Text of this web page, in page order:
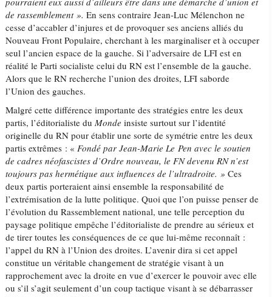
de rassemblement ». En sens contraire Jean-Luc Mélenchon ne
cesse d’accabler d’injures et de provoquer ses anciens alliés du
Nouveau Front Populaire, cherchant à les marginaliser et à occuper
seul l’ancien espace de la gauche. Si l’adversaire de LFI est en
réalité le Parti socialiste celui du RN est l’ensemble de la gauche.
Alors que le RN recherche l’union des droites, LFI saborde
l’Union des gauches.
Malgré cette différence importante des stratégies entre les deux
partis, l’éditorialiste duMonde insiste surtout sur l’identité
originelle du RN pour établir une sorte de symétrie entre les deux
partis extrêmes : «Fondé par Jean-Marie Le Pen avec le soutien
de cadres néofascistes d’Ordre nouveau, le FN devenu RN n’est
toujours pas hermétique aux influences de l’ultradroite. » Ces
deux partis porteraient ainsi ensemble la responsabilité de
l’extrémisation de la lutte politique. Quoi que l’on puisse penser de
l’évolution du Rassemblement national, une telle perception du
paysage politique empêche l’éditorialiste de prendre au sérieux et
de tirer toutes les conséquences de ce que lui-même reconnaît :
l’appel du RN à l’Union des droites. L’avenir dira si cet appel
constitue un véritable changement de stratégie visant à un
rapprochement avec la droite en vue d’exercer le pouvoir avec elle
ou s’il s’agit seulement d’un coup tactique visant à se débarrasser